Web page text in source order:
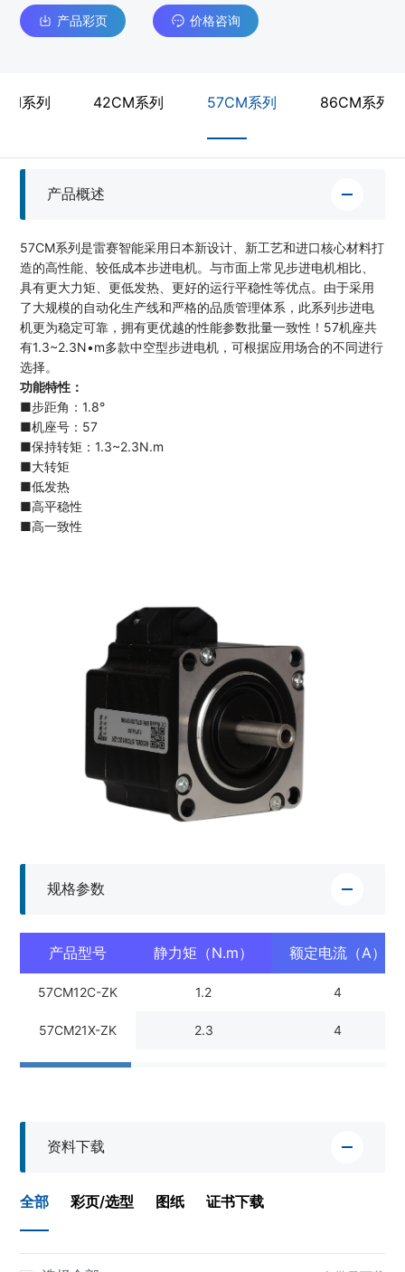
产品彩页 价格咨询
系列 42CM系列 57CM系列 86CM系列
产品概述
57CM系列是雷赛智能采用日本新设计、新工艺和进口核心材料打
造的高性能、较低成本步进电机。与市面上常见步进电机相比、
具有更大力矩、更低发热、更好的运行平稳性等优点。由于采用
了大规模的自动化生产线和严格的品质管理体系，此系列步进电
机更为稳定可靠，拥有更优越的性能参数批量一致性！57机座共
有1.3~2.3N•m多款中空型步进电机，可根据应用场合的不同进行
选择。
功能特性：
■步距角：1.8°
■机座号：57
■保持转矩：1.3~2.3N.m
■大转矩
■低发热
■高平稳性
■高一致性
规格参数
产品型号 静力矩（N.m） 额定电流（A）
57CM12C-ZK 1.2 4
57CM21X-ZK 2.3 4
资料下载
全部 彩页/选型 图纸 证书下载